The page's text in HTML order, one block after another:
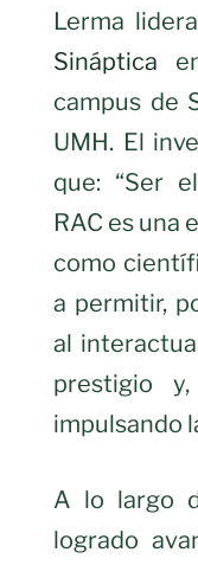
Lerma
Sináptica
campus de
UMH. El
que: “Ser
RAC es una
como
a permitir,
al
prestigio
impulsando
A lo largo
logrado